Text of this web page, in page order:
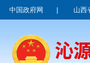
中国政府网 | 山西